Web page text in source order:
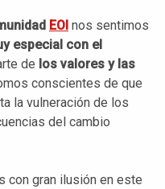
EOI nos sentimos
especial con el
de los valores y las
conscientes de que
la vulneración de los
del cambio
con gran ilusión en este